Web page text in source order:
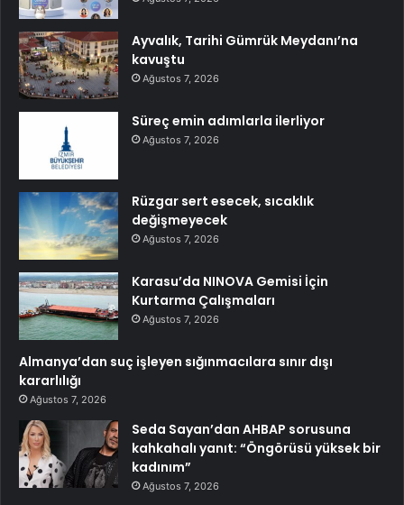
Ayvalık, Tarihi Gümrük Meydanı’na
kavuştu
Ağustos 7, 2026
Süreç emin adımlarla ilerliyor
Ağustos 7, 2026
Rüzgar sert esecek, sıcaklık
değişmeyecek
Ağustos 7, 2026
Karasu’da NINOVA Gemisi İçin
Kurtarma Çalışmaları
Ağustos 7, 2026
Almanya’dan suç işleyen sığınmacılara sınır dışı
kararlılığı
Ağustos 7, 2026
Seda Sayan’dan AHBAP sorusuna
kahkahalı yanıt: “Öngörüsü yüksek bir
kadınım”
Ağustos 7, 2026